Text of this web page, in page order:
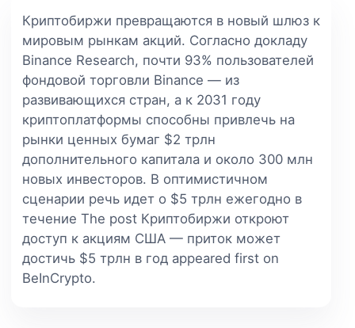
Криптобиржи превращаются в новый шлюз к
мировым рынкам акций. Согласно докладу
Binance Research, почти 93% пользователей
фондовой торговли Binance — из
развивающихся стран, а к 2031 году
криптоплатформы способны привлечь на
рынки ценных бумаг $2 трлн
дополнительного капитала и около 300 млн
новых инвесторов. В оптимистичном
сценарии речь идет о $5 трлн ежегодно в
течение The post Криптобиржи откроют
доступ к акциям США — приток может
достичь $5 трлн в год appeared first on
BeInCrypto.